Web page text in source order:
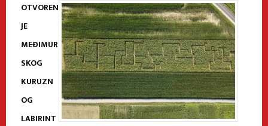
OTVOREN
JE
MEĐIMUR
SKOG
KURUZN
OG
LABIRINT